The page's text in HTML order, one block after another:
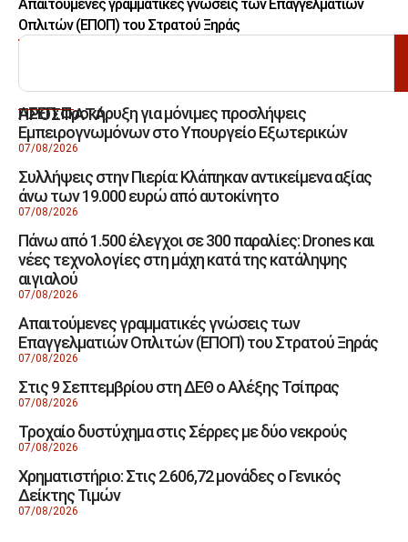
Απαιτούμενες γραμματικές γνώσεις των Επαγγελματιών
Οπλιτών (ΕΠΟΠ) του Στρατού Ξηράς
ΑΝΑΖΗΤΗΣΗ
ΠΡΟΣΦΑΤΑ
ΑΣΕΠ: Προκήρυξη για μόνιμες προσλήψεις
Εμπειρογνωμόνων στο Υπουργείο Εξωτερικών
07/08/2026
Συλλήψεις στην Πιερία: Κλάπηκαν αντικείμενα αξίας
άνω των 19.000 ευρώ από αυτοκίνητο
07/08/2026
Πάνω από 1.500 έλεγχοι σε 300 παραλίες: Drones και
νέες τεχνολογίες στη μάχη κατά της κατάληψης
αιγιαλού
07/08/2026
Απαιτούμενες γραμματικές γνώσεις των
Επαγγελματιών Οπλιτών (ΕΠΟΠ) του Στρατού Ξηράς
07/08/2026
Στις 9 Σεπτεμβρίου στη ΔΕΘ ο Αλέξης Τσίπρας
07/08/2026
Τροχαίο δυστύχημα στις Σέρρες με δύο νεκρούς
07/08/2026
Χρηματιστήριο: Στις 2.606,72 μονάδες ο Γενικός
Δείκτης Τιμών
07/08/2026